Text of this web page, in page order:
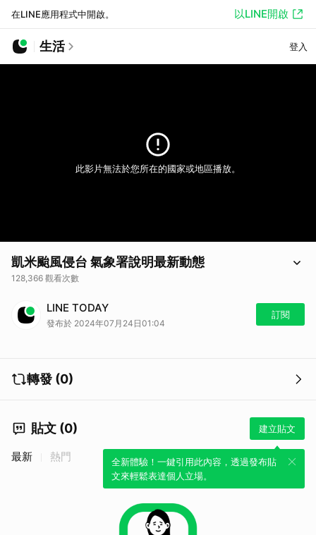
在LINE應用程式中開啟。 以LINE開啟
生活 登入
此影片無法於您所在的國家或地區播放。
凱米颱風侵台 氣象署說明最新動態
128,366 觀看次數
估今明兩天影響最劇烈，中央氣象署說明颱風最新動態，並提醒全台加強
戒備。
LINE TODAY
發布於 2024年07月24日01:04
訂閱
轉發 (0)
貼文 (0) 建立貼文
全新體驗！一鍵引用此內容，透過發布貼
文來輕鬆表達個人立場。
最新 熱門